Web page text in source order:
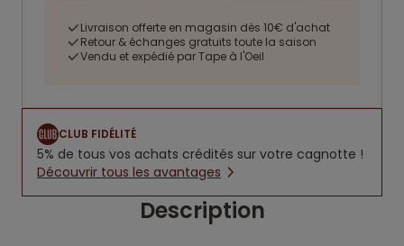
Livraison offerte en magasin dès 10€ d'achat
Retour & échanges gratuits toute la saison
Vendu et expédié par Tape à l'Oeil
CLUB FIDÉLITÉ
5% de tous vos achats crédités sur votre cagnotte !
Découvrir tous les avantages
Description